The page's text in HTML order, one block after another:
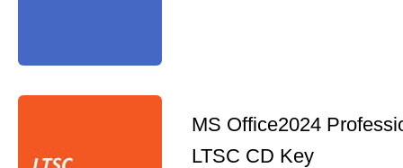
MS Office2024
LTSC CD Key